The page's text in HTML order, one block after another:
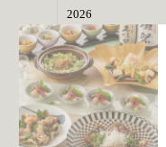
2026